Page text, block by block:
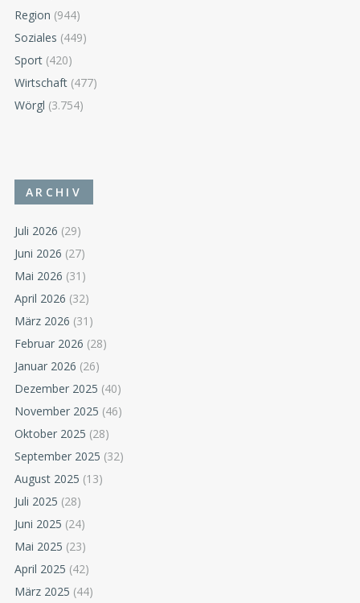
Region (944)
Soziales (449)
Sport (420)
Wirtschaft (477)
Wörgl (3.754)
ARCHIV
Juli 2026 (29)
Juni 2026 (27)
Mai 2026 (31)
April 2026 (32)
März 2026 (31)
Februar 2026 (28)
Januar 2026 (26)
Dezember 2025 (40)
November 2025 (46)
Oktober 2025 (28)
September 2025 (32)
August 2025 (13)
Juli 2025 (28)
Juni 2025 (24)
Mai 2025 (23)
April 2025 (42)
März 2025 (44)